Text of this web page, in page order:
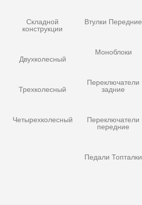
Складной
конструкции
Двухколесный
Трехколесный
Четырехколесный
Втулки Передние
Моноблоки
Переключатели
задние
Переключатели
передние
Педали Топталки